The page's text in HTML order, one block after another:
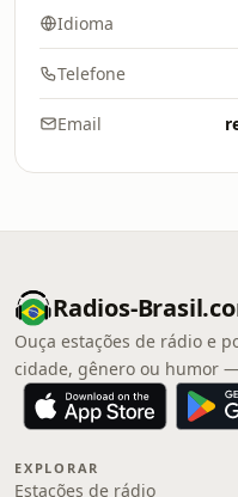
Idioma
Telefone
Email
Radios-
Ouça estações de rádio e
cidade, gênero ou humor
EXPLORAR
Estações de rádio